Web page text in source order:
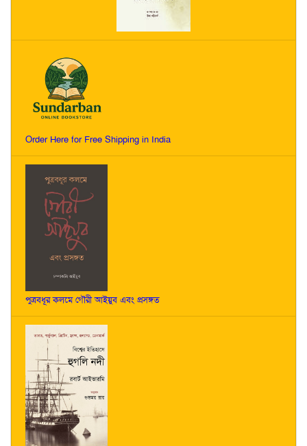
Order Here for Free Shipping in India
পুত্রবধূর কলমে গৌরী আইয়ুব এবং প্রসঙ্গত